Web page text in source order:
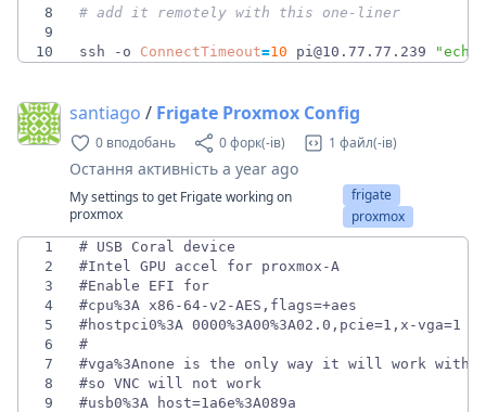
8
# add it remotely with this one-liner
9
10
ssh -o ConnectTimeout=10 pi@10.77.77.239
santiago / Frigate Proxmox Config
0 вподобань 0 форк(-ів) 1 файл(-ів)
Остання активність a year ago
My settings to get Frigate working on
proxmox
frigate
proxmox
1
2
3
4
5
6
7
8
9